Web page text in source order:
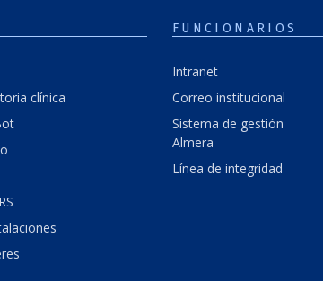
clínica
FUNCIONARIOS
Intranet
Correo institucional
Sistema de gestión
Almera
Línea de integridad